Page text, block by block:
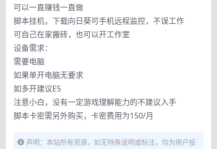
可以一直赚钱一直做
脚本挂机，下载向日葵可手机远程监控，不误工作
可自己在家搬砖，也可以开工作室
设备需求：
需要电脑
如果单开电脑无要求
如多开建议E5
注意小白，没有一定游戏理解能力的不建议入手
脚本卡密需另外购买，卡密费用为150/月
声明：本站所有资源，如无特殊说明或标注，均为用户投